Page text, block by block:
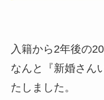
入籍から2年後の
なんと『新婚さん
たしました。